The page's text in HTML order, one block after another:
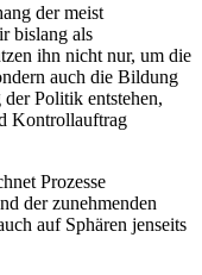
der meist
bislang als
ihn nicht nur, um die
auch die Bildung
Politik entstehen,
Kontrollauftrag
Prozesse
der zunehmenden
auf Sphären jenseits